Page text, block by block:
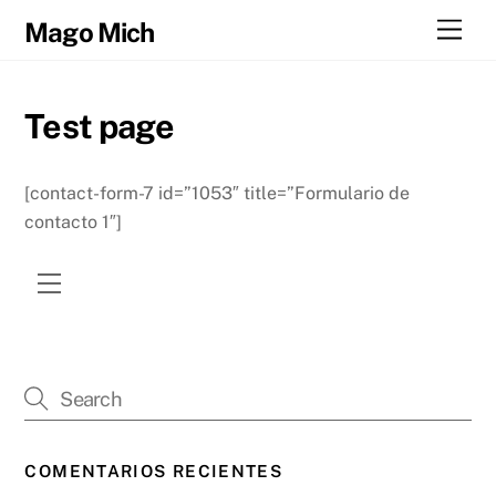
Mago Mich
Test page
[contact-form-7 id=”1053″ title=”Formulario de
contacto 1″]
Menu
COMENTARIOS RECIENTES